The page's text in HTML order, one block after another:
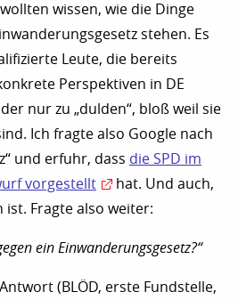
wissen, wie die Dinge
stehen. Es
Leute, die bereits
Perspektiven in DE
nur zu „dulden“, bloß weil sie
Ich fragte also Google nach
und erfuhr, dass die SPD im
vorgestellt
hat. Und auch,
ist. Fragte also weiter:
ein Einwanderungsgesetz?“
(BLÖD, erste Fundstelle,